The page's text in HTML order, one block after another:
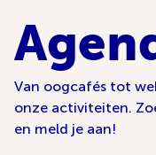
Van oogcafés tot
onze activiteiten.
en meld je aan!